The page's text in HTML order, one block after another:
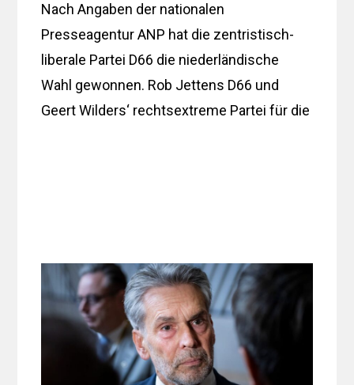
Nach Angaben der nationalen
Presseagentur ANP hat die zentristisch-
liberale Partei D66 die niederländische
Wahl gewonnen. Rob Jettens D66 und
Geert Wilders‘ rechtsextreme Partei für die